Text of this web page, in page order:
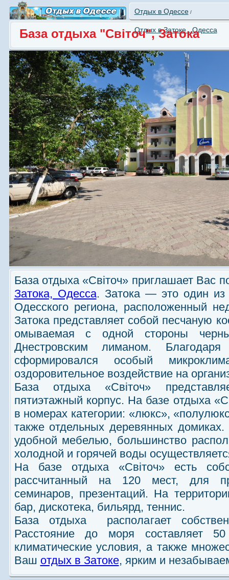
Отдых в Одессе/
Отдых в Затоке , Одесса
База отдыха "Свiточ", Затока
База отдыха «Свiточ» приглашает Вас
Затока, Одесса. Затока — это один из
Одесского региона, расположенный
Затока представляет собой песчаную
омываемая с одной стороны
Днестровским лиманом.
сформировался особый
оздоровительное воздействие на
База отдыха «Свiточ»
пятиэтажный корпус. На базе отдыха
в номерах категории: «люкс»,
также отдельных деревянных
удобной мебелью, большинство
холодной и горячей воды
На базе отдыха «Свiточ» есть
рассчитанный на 120 мест, для
семинаров, презентаций. На
бар, дискотека, бильярд, теннис.
База отдыха располагает
Расстояние до моря составляет
климатические условия, а также
Ваш отдых в Затоке, ярким и